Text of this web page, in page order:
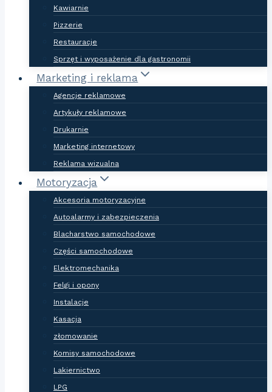
Kawiarnie
Pizzerie
Restauracje
Sprzęt i wyposażenie dla gastronomii
Marketing i reklama
Agencje reklamowe
Artykuły reklamowe
Drukarnie
Marketing internetowy
Reklama wizualna
Motoryzacja
Akcesoria motoryzacyjne
Autoalarmy i zabezpieczenia
Blacharstwo samochodowe
Części samochodowe
Elektromechanika
Felgi i opony
Instalacje
Kasacja
złomowanie
Komisy samochodowe
Lakiernictwo
LPG